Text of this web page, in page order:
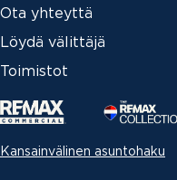
Ota yhteyttä
Löydä välittäjä
Toimistot
Kansainvälinen asuntohaku